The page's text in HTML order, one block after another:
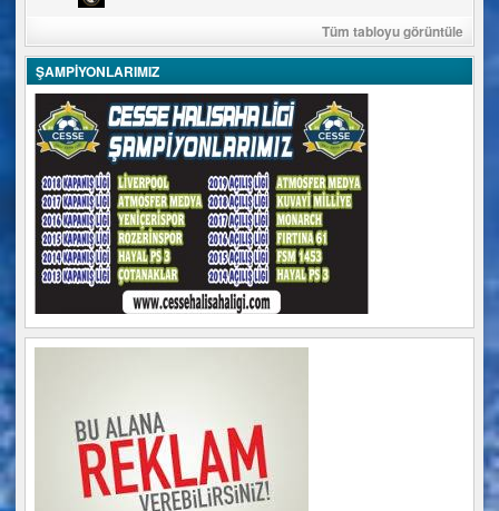
Tüm tabloyu görüntüle
ŞAMPİYONLARIMIZ